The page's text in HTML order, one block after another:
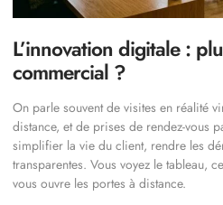
L’innovation digitale :
commercial ?
On parle souvent de visites en réalité
distance, et de prises de rendez-vous
simplifier la vie du client, rendre les
transparentes. Vous voyez le tableau,
vous ouvre les portes à distance.